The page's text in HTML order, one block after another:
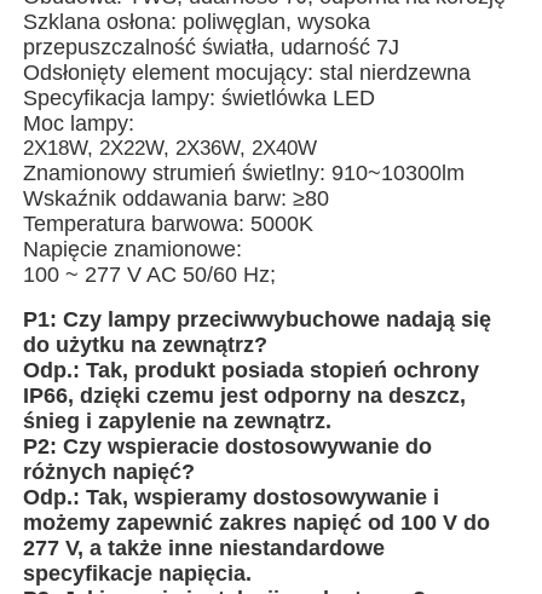
Wycieczka po fabryce
Kontrola jakości
Skontaktuj się z nami
Oświetlenie przeciwwybuchowe
Lampka alarmowa przeciwwybuchowa
wentylator przeciwwybuchowy
Szklana osłona: poliwęglan, wysoka
przepuszczalność światła, udarność 7J
Odsłonięty element mocujący: stal nierdzewna
Specyfikacja lampy: świetlówka LED
Moc lampy:
2X18W, 2X22W, 2X36W, 2X40W
Znamionowy strumień świetlny: 910~10300lm
Wskaźnik oddawania barw: ≥80
Temperatura barwowa: 5000K
Napięcie znamionowe:
100 ~ 277 V AC 50/60 Hz;
P1: Czy lampy przeciwwybuchowe nadają się
do użytku na zewnątrz?
Odp.: Tak, produkt posiada stopień ochrony
IP66, dzięki czemu jest odporny na deszcz,
śnieg i zapylenie na zewnątrz.
P2: Czy wspieracie dostosowywanie do
różnych napięć?
Odp.: Tak, wspieramy dostosowywanie i
możemy zapewnić zakres napięć od 100 V do
277 V, a także inne niestandardowe
specyfikacje napięcia.